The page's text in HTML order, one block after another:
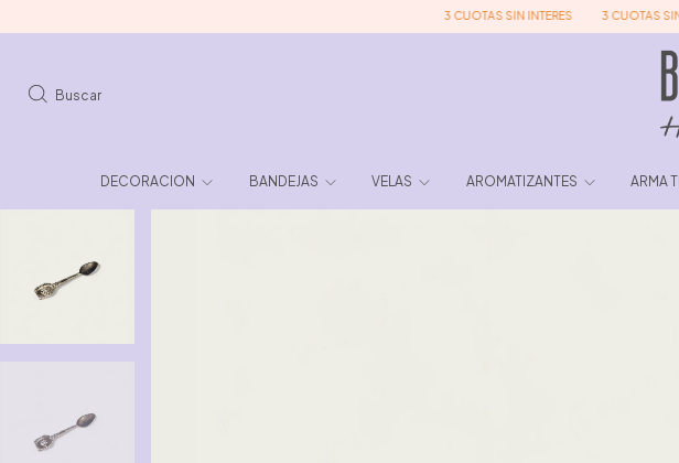
3 CUOTAS SIN INTERES 3 CUOTAS SIN
Buscar
DECORACION BANDEJAS VELAS AROMATIZANTES ARMA